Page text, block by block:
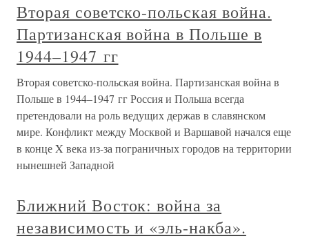
Вторая советско-польская война.
Партизанская война в Польше в
1944–1947 гг
Вторая советско-польская война. Партизанская война в
Польше в 1944–1947 гг Россия и Польша всегда
претендовали на роль ведущих держав в славянском
мире. Конфликт между Москвой и Варшавой начался еще
в конце X века из-за пограничных городов на территории
нынешней Западной
Ближний Восток: война за
независимость и «эль-накба».